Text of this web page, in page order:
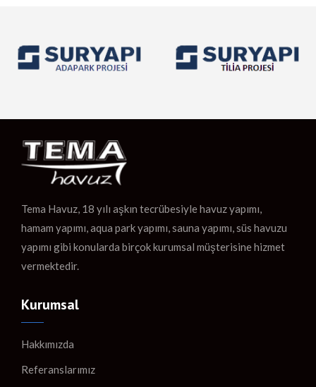
Tema Havuz, 18 yılı aşkın tecrübesiyle havuz yapımı,
hamam yapımı, aqua park yapımı, sauna yapımı, süs havuzu
yapımı gibi konularda birçok kurumsal müşterisine hizmet
vermektedir.
Kurumsal
Hakkımızda
Referanslarımız